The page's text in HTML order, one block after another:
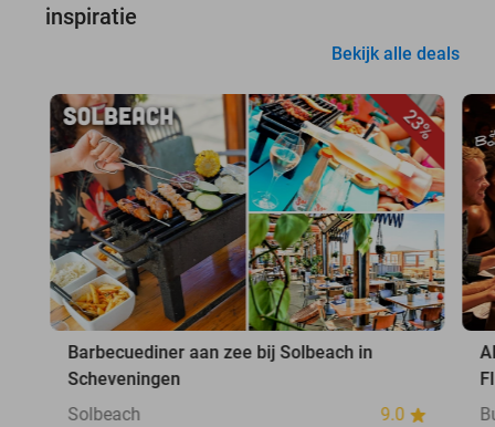
inspiratie
Bekijk alle deals
23%
Barbecuediner aan zee bij Solbeach in
Scheveningen
Solbeach
9.0